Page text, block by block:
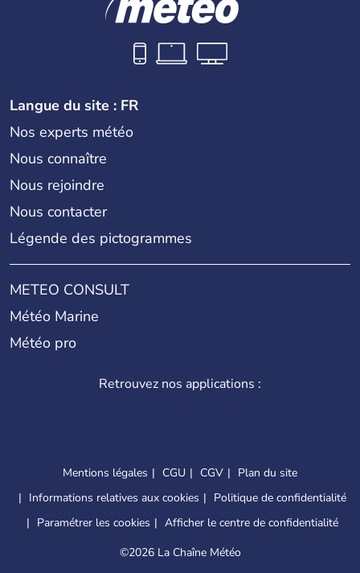
Langue du site : FR
Nos experts météo
Nous connaître
Nous rejoindre
Nous contacter
Légende des pictogrammes
METEO CONSULT
Météo Marine
Météo pro
Retrouvez nos applications :
Mentions légales CGU CGV
Plan du site
Informations relatives aux cookies
Politique de confidentialité
Paramétrer les cookies
Afficher le centre de confidentialité
©2026 La Chaîne Météo